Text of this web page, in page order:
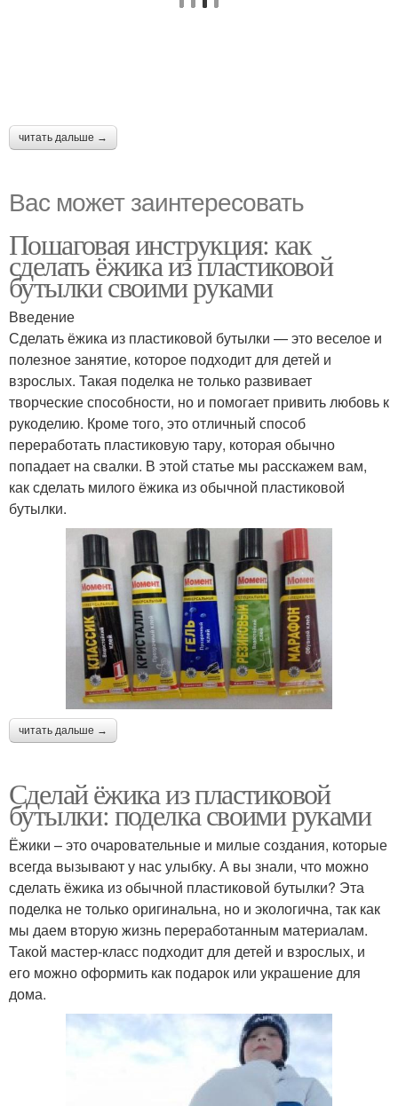
читать дальше →
Вас может заинтересовать
Пошаговая инструкция: как
сделать ёжика из пластиковой
бутылки своими руками
Введение
Сделать ёжика из пластиковой бутылки — это веселое и
полезное занятие, которое подходит для детей и
взрослых. Такая поделка не только развивает
творческие способности, но и помогает привить любовь к
рукоделию. Кроме того, это отличный способ
переработать пластиковую тару, которая обычно
попадает на свалки. В этой статье мы расскажем вам,
как сделать милого ёжика из обычной пластиковой
бутылки.
читать дальше →
Сделай ёжика из пластиковой
бутылки: поделка своими руками
Ёжики – это очаровательные и милые создания, которые
всегда вызывают у нас улыбку. А вы знали, что можно
сделать ёжика из обычной пластиковой бутылки? Эта
поделка не только оригинальна, но и экологична, так как
мы даем вторую жизнь переработанным материалам.
Такой мастер-класс подходит для детей и взрослых, и
его можно оформить как подарок или украшение для
дома.